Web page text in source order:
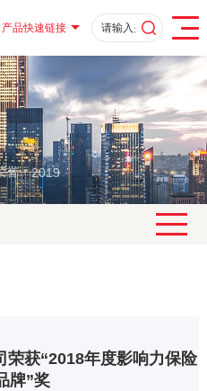
产品快速链接
誉 · 2019 ·
年度影响力保险服务品牌”奖
荣获“2018年度影响力保险
牌”奖